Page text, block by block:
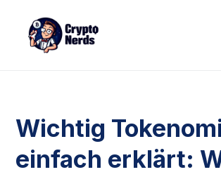
Wichtig
einfach erklärt: